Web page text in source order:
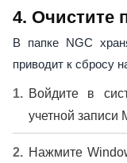
4. Очистите
В папке NGC
приводит к сбросу
Войдите в
учетной записи
Нажмите